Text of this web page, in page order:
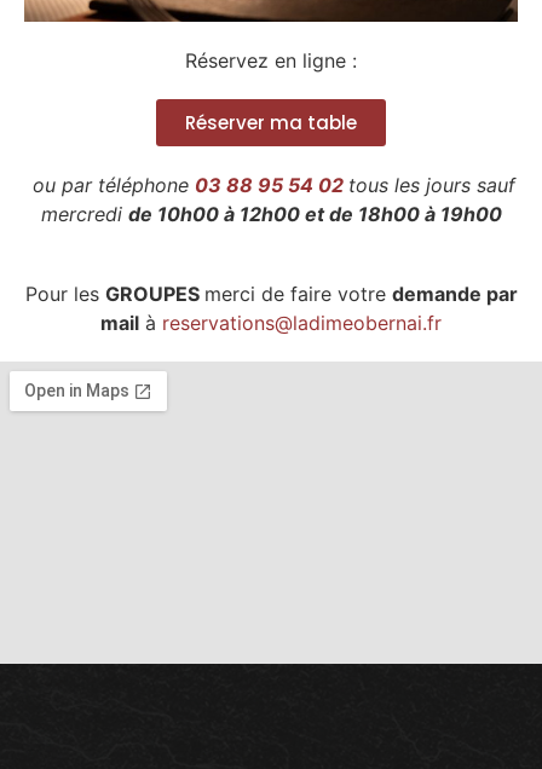
Réservez en ligne :
Réserver ma table
ou par téléphone 03 88 95 54 02 tous les jours sauf
mercredi de 10h00 à 12h00 et de 18h00 à 19h00
Pour les GROUPES merci de faire votre demande par
mail à reservations@ladimeobernai.fr